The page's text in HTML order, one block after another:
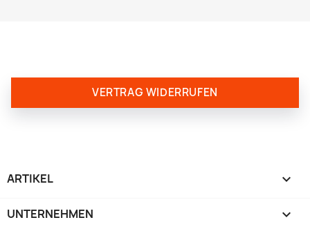
VERTRAG WIDERRUFEN
ARTIKEL 
UNTERNEHMEN 